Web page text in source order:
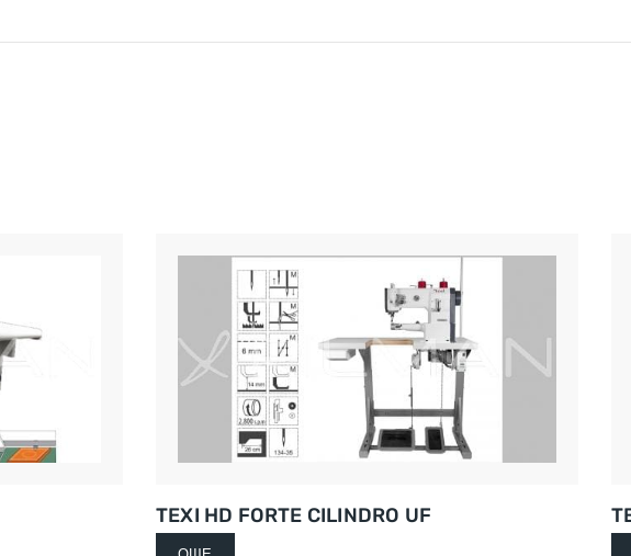
TEXI HD FORTE CILINDRO UF